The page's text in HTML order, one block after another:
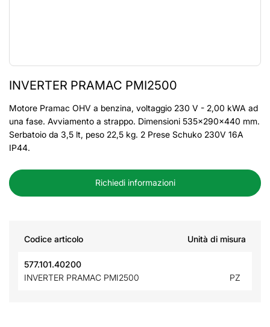
INVERTER PRAMAC PMI2500
Motore Pramac OHV a benzina, voltaggio 230 V - 2,00 kWA ad
una fase. Avviamento a strappo. Dimensioni 535x290x440 mm.
Serbatoio da 3,5 lt, peso 22,5 kg. 2 Prese Schuko 230V 16A
IP44.
Richiedi informazioni
Codice articolo Unità di misura
577.101.40200
INVERTER PRAMAC PMI2500
PZ